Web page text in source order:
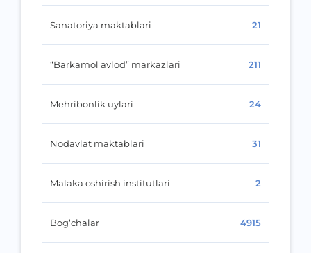
Sanatoriya maktablari 21
“Barkamol avlod” markazlari 211
Mehribonlik uylari 24
Nodavlat maktablari 31
Malaka oshirish institutlari 2
Bog‘chalar 4915